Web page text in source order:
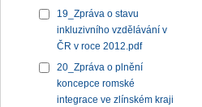
19_Zpráva o stavu
inkluzivního vzdělávání v
ČR v roce 2012.pdf
20_Zpráva o plnění
koncepce romské
integrace ve zlínském kraji